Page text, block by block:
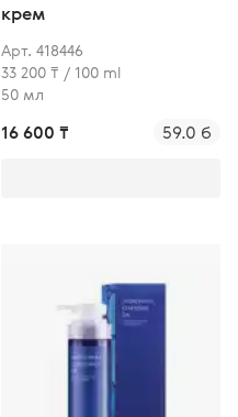
крем
Арт. 418446
33 200 ₸ / 100 ml
50 мл
16 600 ₸ 59.0 б